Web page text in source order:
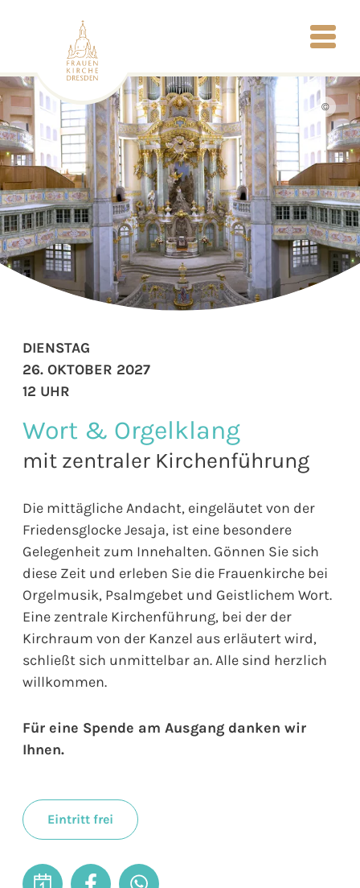
©
Wort & Orgelklang
mit zentraler Kirchenführung
Die mittägliche Andacht, eingeläutet von der
Friedensglocke Jesaja, ist eine besondere
Gelegenheit zum Innehalten. Gönnen Sie sich
diese Zeit und erleben Sie die Frauenkirche bei
Orgelmusik, Psalmgebet und Geistlichem Wort.
Eine zentrale Kirchenführung, bei der der
Kirchraum von der Kanzel aus erläutert wird,
schließt sich unmittelbar an. Alle sind herzlich
willkommen.
Für eine Spende am Ausgang danken wir
Ihnen.
Eintritt frei
DIENSTAG
26. OKTOBER 2027
12 UHR